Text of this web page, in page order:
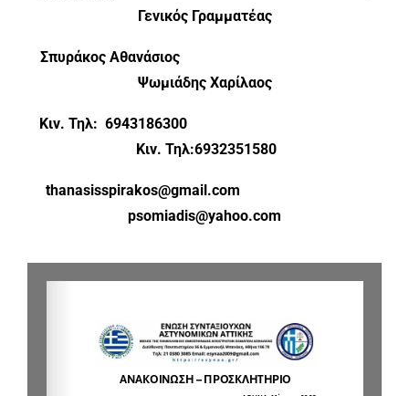
Γενικός Γραμματέας
Σπυράκος Αθανάσιος
Ψωμιάδης Χαρίλαος
Κιν. Τηλ: 6943186300
Κιν. Τηλ:6932351580
thanasisspirakos@gmail.com
psomiadis@yahoo.com